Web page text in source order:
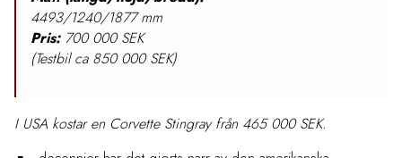
4493/1240/1877 mm
Pris:700 000 SEK
(Testbil ca 850 000 SEK)
I USA kostar en Corvette Stingray från 465 000 SEK.